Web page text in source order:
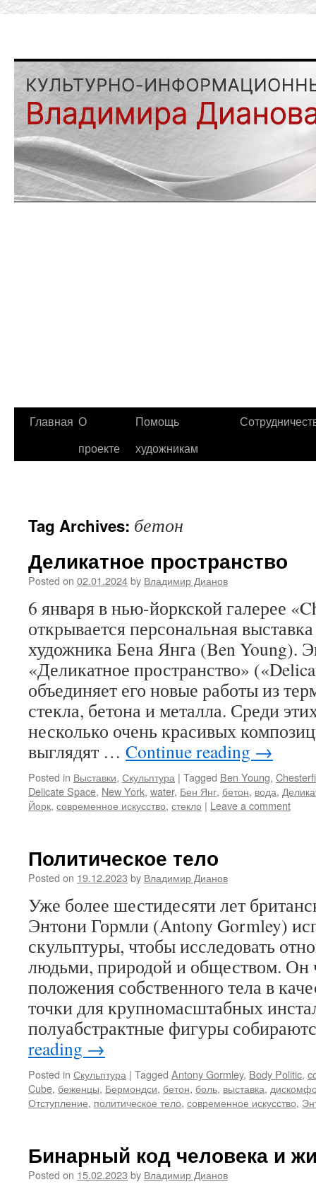
Главная О
проекте
Помощь
художникам
Tag Archives: бетон
Деликатное пространство
Posted on 02.01.2024by Владимир Дианов
6 января в нью-йоркской галерее
открывается персональная
художника Бена Янга (Ben Young).
«Деликатное пространство»
объединяет его новые работы из
стекла, бетона и металла. Среди
несколько очень красивых
выглядят … Continue reading →
Posted in Выставки, Скульптура | Tagged Ben Young,
Delicate Space, New York, water, Бен Янг, бетон, вода,
Йорк, современное искусство, стекло | Leave a comment
Политическое тело
Posted on 19.12.2023 by Владимир Дианов
Уже более шестидесяти лет
Энтони Гормли (Antony Gormley)
скульптуры, чтобы исследовать
людьми, природой и обществом. Он
положения собственного тела в
точки для крупномасштабных
полуабстрактные фигуры
reading →
Posted in Скульптура | Tagged Antony Gormley, Body Politic,
Cube, беженцы, Бермондси, бетон, боль, выставка,
Отступление, политическое тело, современное искусство,
Бинарный код человека и
Posted on 15.02.2023 by Владимир Дианов